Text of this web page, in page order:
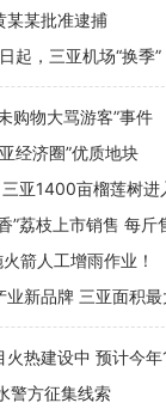
某某批准逮捕
起，三亚机场“换季”
购物大骂游客”事件
经济圈”优质地块
三亚1400亩榴莲树
”荔枝上市销售 每
箭人工增雨作业！
新品牌 三亚面积
火热建设中 预计今
警方征集线索